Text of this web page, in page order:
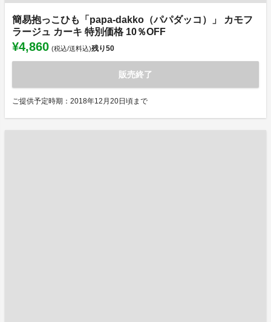
簡易抱っこひも「papa-dakko（パパダッコ）」 カモフ
ラージュ カーキ 特別価格 10％OFF
¥4,860 (税込/送料込)残り50
販売終了
ご提供予定時期：2018年12月20日頃まで